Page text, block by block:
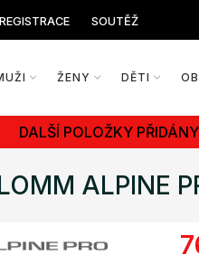
REGISTRACE SOUTĚŽ
ŽENY DĚTI
DALŠÍ POLOŽKY
ALPINE